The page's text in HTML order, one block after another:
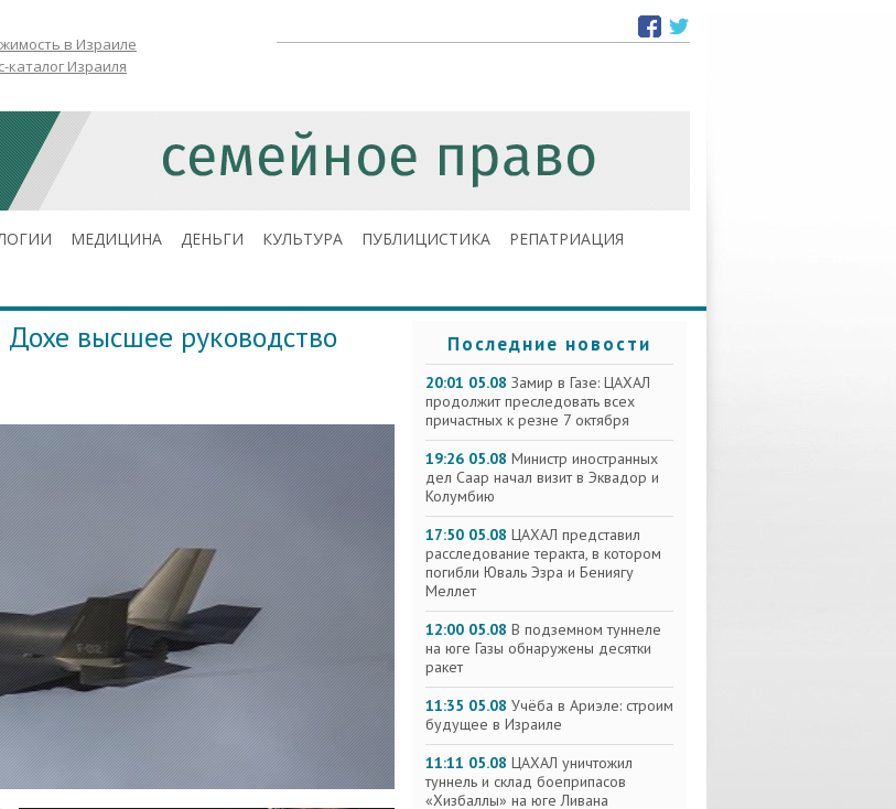
в Израиле
каталог Израиля
МЕДИЦИНА ДЕНЬГИ КУЛЬТУРА ПУБЛИЦИСТИКА РЕПАТРИАЦИЯ
высшее руководство
Последние новости
20:01 05.08 Замир в Газе: ЦАХАЛ
продолжит преследовать всех
причастных к резне 7 октября
19:26 05.08 Министр иностранных
дел Саар начал визит в Эквадор и
Колумбию
17:50 05.08 ЦАХАЛ представил
расследование теракта, в котором
погибли Юваль Эзра и Бениягу
Меллет
12:00 05.08 В подземном туннеле
на юге Газы обнаружены десятки
ракет
11:35 05.08 Учёба в Ариэле: строим
будущее в Израиле
11:11 05.08 ЦАХАЛ уничтожил
туннель и склад боеприпасов
«Хизбаллы» на юге Ливана